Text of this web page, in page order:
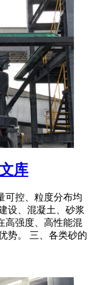
库
可控、粒度分布均
设、混凝土、砂浆
高强度、高性能混
势。 三、各类砂的